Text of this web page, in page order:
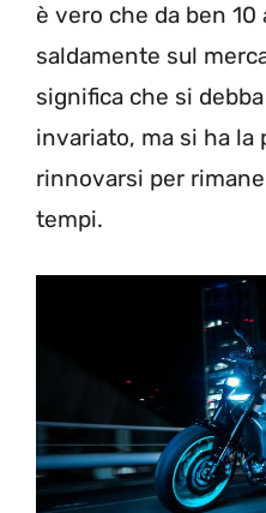
è vero che da ben
saldamente sul
significa che si
invariato, ma si ha la
rinnovarsi per
tempi.